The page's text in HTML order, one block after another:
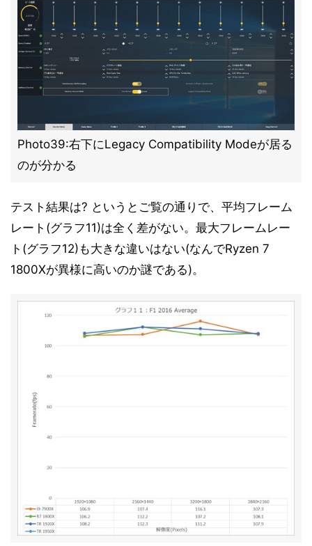
Photo39:右下にLegacy Compatibility Modeが居る
のが分かる
テスト結果は? というとご覧の通りで、平均フレーム
レート(グラフ11)は全く差がない。最大フレームレー
ト(グラフ12)も大きな違いはない(なんでRyzen 7
1800Xが異様に高いのか謎である)。